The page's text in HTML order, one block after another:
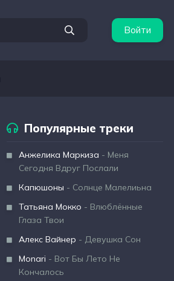
Войти
Популярные треки
Анжелика Маркиза - Меня
Сегодня Вдруг Послали
Капюшоны - Солнце Малелиьна
Татьяна Мокко - Влюблённые
Глаза Твои
Алекс Вайнер - Девушка Сон
Monari - Вот Бы Лето Не
Кончалось